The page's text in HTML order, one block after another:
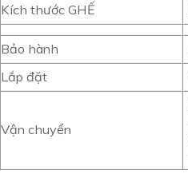
Kích thước GHẾ
Bảo hành
Lắp đặt
Vận chuyển